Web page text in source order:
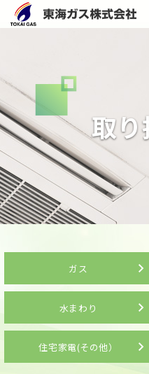
取
ガス
水まわり
住宅家電(その他）